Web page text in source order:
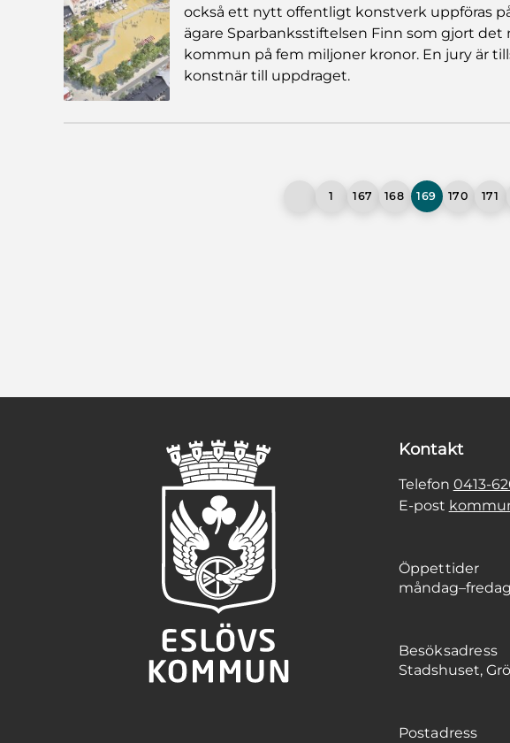
också ett nytt offentligt konstverk uppföras
ägare Sparbanksstiftelsen Finn som gjort
kommun på fem miljoner kronor. En jury är
konstnär till uppdraget.
1 167 168 169 170 171
Kontakt
Telefon 0413-
E-post
Öppettider
Besöksadress
Stadshuset,
Postadress